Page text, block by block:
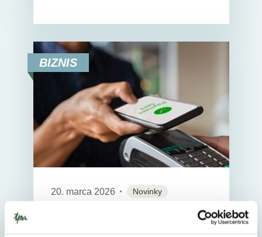
BIZNIS
20. marca 2026 Novinky